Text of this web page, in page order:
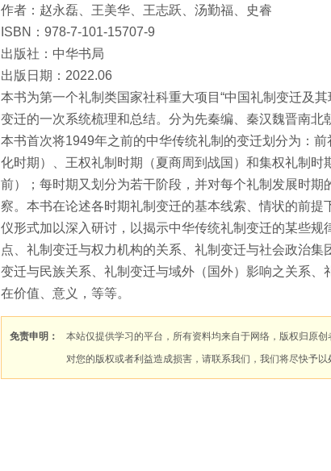
作者：赵永磊、王美华、王志跃、汤勤福、史睿
ISBN：978-7-101-15707-9
出版社：中华书局
出版日期：2022.06
本书为第一个礼制类国家社科重大项目“中国礼制变迁及
变迁的一次系统梳理和总结。分为先秦编、秦汉魏晋南北
本书首次将1949年之前的中华传统礼制的变迁划分为：
化时期）、王权礼制时期（夏商周到战国）和集权礼制
前）；每时期又划分为若干阶段，并对每个礼制发展时
察。本书在论述各时期礼制变迁的基本线索、情状的前
仪形式加以深入研讨，以揭示中华传统礼制变迁的某些
点、礼制变迁与权力机构的关系、礼制变迁与社会政治
变迁与民族关系、礼制变迁与域外（国外）影响之关系
在价值、意义，等等。
免责申明：
本站仅提供学习的平台，所有资料均来自于网络，版权归原
对您的版权或者利益造成损害，请联系我们，我们将尽快予以